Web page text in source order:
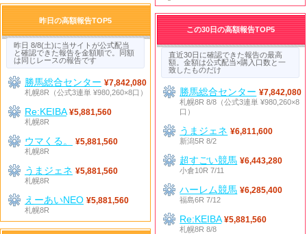
昨日の高額報告TOP5
昨日 8/8(土)に当サイトが公式配当
と確認できた報告を金額順で。同額
は同じレースの報告です
勝馬総合センター ¥7,842,080
札幌8R（公式3連単 ¥980,260×8口）
Re:KEIBA ¥5,881,560
札幌8R
ウマくる。
¥5,881,560
札幌8R
うまジェネ ¥5,881,560
札幌8R
えーあいNEO ¥5,881,560
札幌8R
この30日の高額報告TOP5
直近30日に確認できた報告の最高
額。金額は公式配当×購入口数と一
致したものだけ
勝馬総合センター ¥7,842,080
札幌8R 8/8（公式3連単 ¥980,260×8
口）
うまジェネ ¥6,811,600
新潟5R 8/2
超すごい競馬 ¥6,443,280
小倉10R 7/11
ハーレム競馬 ¥6,285,400
福島6R 7/12
Re:KEIBA ¥5,881,560
札幌8R 8/8